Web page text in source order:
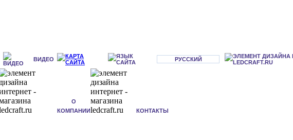
ВИДЕО РУССКИЙ
О
КОМПАНИИ
КОНТАКТЫ